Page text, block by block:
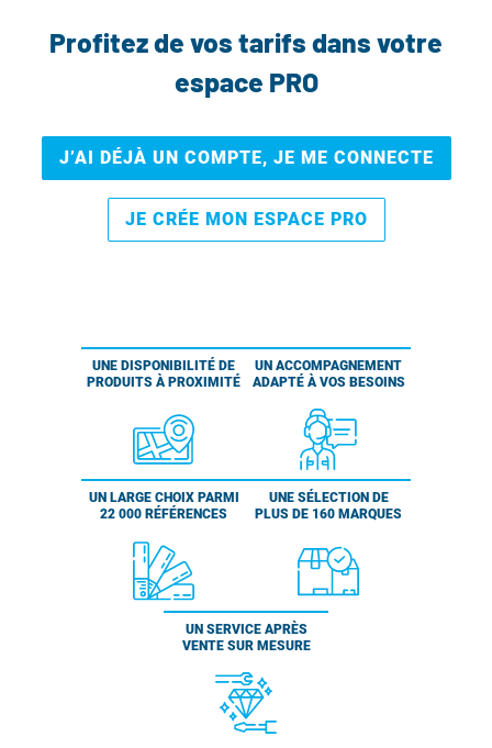
Profitez de vos tarifs dans votre
espace PRO
J’AI DÉJÀ UN COMPTE, JE ME CONNECTE
JE CRÉE MON ESPACE PRO
UNE DISPONIBILITÉ DE
PRODUITS À PROXIMITÉ
UN ACCOMPAGNEMENT
ADAPTÉ À VOS BESOINS
UN LARGE CHOIX PARMI
22 000 RÉFÉRENCES
UNE SÉLECTION DE
PLUS DE 160 MARQUES
UN SERVICE APRÈS
VENTE SUR MESURE